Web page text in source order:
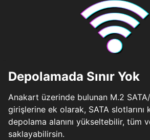
Depolamada Sınır Yok
Anakart üzerinde bulunan M.2
girişlerine ek olarak, SATA slotlarını
depolama alanını yükseltebilir, tüm
saklayabilirsin.